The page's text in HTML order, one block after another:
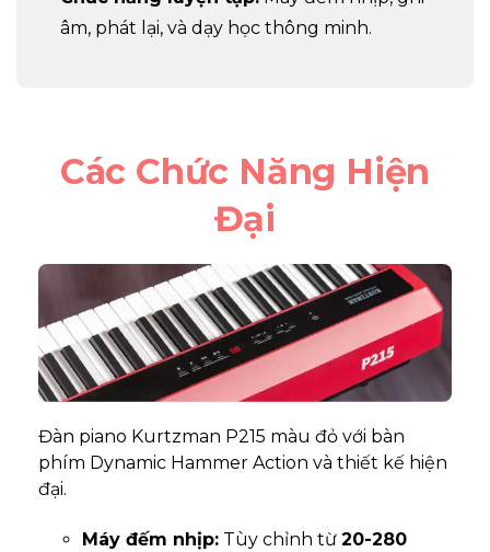
âm, phát lại, và dạy học thông minh.
Các Chức Năng Hiện
Đại
Đàn piano Kurtzman P215 màu đỏ với bàn
phím Dynamic Hammer Action và thiết kế hiện
đại.
Máy đếm nhịp: Tùy chỉnh từ 20-280